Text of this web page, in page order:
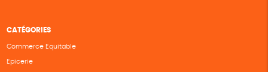
CATÉGORIES
Commerce Equitable
Epicerie